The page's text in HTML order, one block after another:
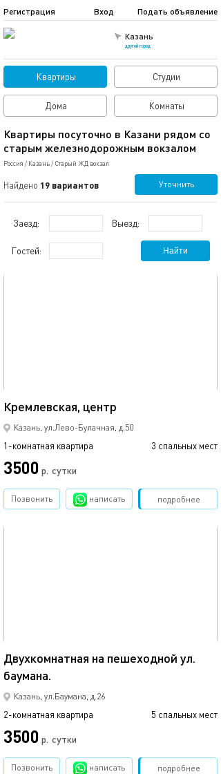
Казань
другой город
Подать объявление
Регистрация Вход
Квартиры Студии
Дома Комнаты
Квартиры посуточно в Казани рядом со
старым железнодорожным вокзалом
Россия / Казань/ Старый ЖД вокзал
Найдено 19 вариантов Уточнить
Заезд: Выезд:
Гостей: Найти
Кремлевская, центр
Казань, ул.Лево-Булачная, д.50
1-комнатная квартира 3 спальных мест
3500 р. сутки
подробнее
Позвонить написать Забронировать
Двухкомнатная на пешеходной ул.
баумана.
Казань, ул.Баумана, д.26
2-комнатная квартира 5 спальных мест
3500 р. сутки
подробнее
Позвонить написать Забронировать